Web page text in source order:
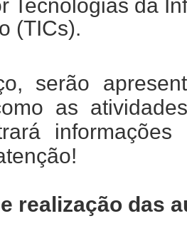
Tecnologias da
(TICs).
serão
as
informações
realização das